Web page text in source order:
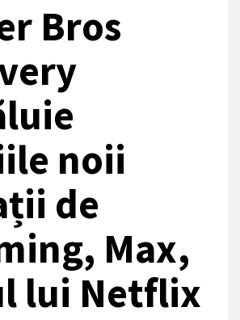
Bros
noii
de
Max,
lui Netflix